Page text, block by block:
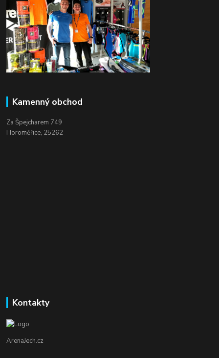
Kamenný obchod
Za Špejcharem 749
Horoměřice, 25262
Kontakty
ArenaJech.cz